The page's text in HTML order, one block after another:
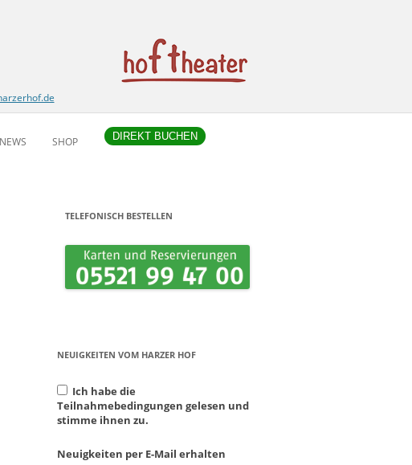
NEWS SHOP DIREKT BUCHEN
TELEFONISCH BESTELLEN
NEUIGKEITEN VOM HARZER HOF
Ich habe die
Teilnahmebedingungen gelesen und
stimme ihnen zu.
Neuigkeiten per E-Mail erhalten